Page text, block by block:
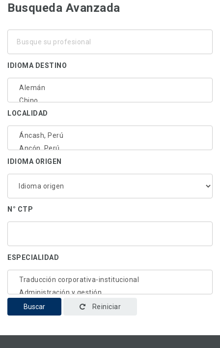
Busqueda Avanzada
IDIOMA DESTINO
LOCALIDAD
IDIOMA ORIGEN
N° CTP
ESPECIALIDAD
Buscar Reiniciar